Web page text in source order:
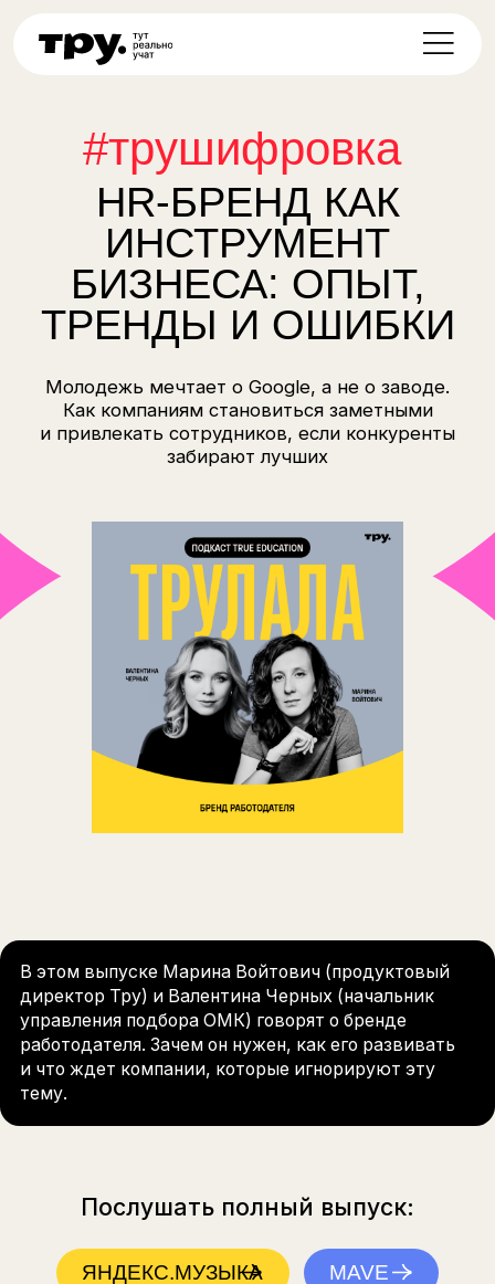
HR-БРЕНД КАК
ИНСТРУМЕНТ
БИЗНЕСА: ОПЫТ,
ТРЕНДЫ И ОШИБКИ
#трушифровка
Молодежь мечтает о Google, а не о заводе.
Как компаниям становиться заметными
забирают лучших
В этом выпуске Марина Войтович
директор Тру) и Валентина Черных (начальник
и что ждет компании, которые игнорируют эту
Послушать полный выпуск:
ТЕЛЕГРАМ
MAVE
ЯНДЕКС.МУЗЫКА